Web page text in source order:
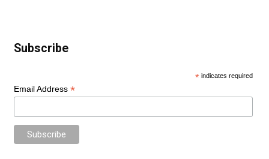
Subscribe
* indicates required
Email Address *